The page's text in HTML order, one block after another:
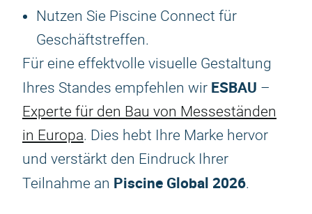
Nutzen Sie Piscine Connect für
Geschäftstreffen.
Für eine effektvolle visuelle Gestaltung
Ihres Standes empfehlen wir ESBAU –
Experte für den Bau von Messeständen
in Europa. Dies hebt Ihre Marke hervor
und verstärkt den Eindruck Ihrer
Teilnahme an Piscine Global 2026.